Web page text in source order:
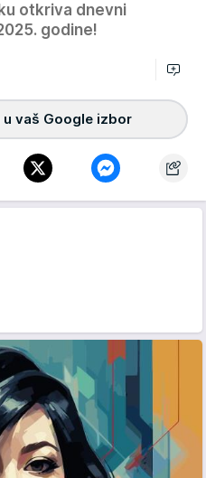
otkriva dnevni
godine!
u vaš Google izbor